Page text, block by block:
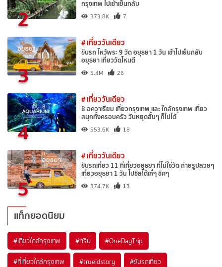
2 กรุงเทพ ไปเช้าเย็นกลับ
373.8K 7
3
# เที่ยววันเดียว
ขับรถ ไหว้พระ 9 วัด อยุธยา 1 วัน เช้าไปเย็นกลับ
อยุธยา เที่ยววัดไหนดี
5.4M 26
4
# เที่ยววันเดียว
8 อควาเรียม เที่ยวกรุงเทพ และ ใกล้กรุงเทพ เที่ยว
สนุกทั้งครอบครัว วันหยุดสั้นๆ ก็ไปได้
553.6K 18
5
# เที่ยววันเดียว
ขับรถเที่ยว 11 ที่เที่ยวอยุธยา ที่ไม่ใช่วัด ถ่ายรูปสวยๆ
เที่ยวอยุธยา 1 วัน ไปชิลได้เก๋ๆ ชิคๆ
374.7K 13
แท็กยอดนิยม
#เที่ยวใกล้กรุงเทพ #ทริป #OneDayTrip
#ที่เที่ยวใกล้กรุงเทพ #trueidstory #ขับรถเที่ยว